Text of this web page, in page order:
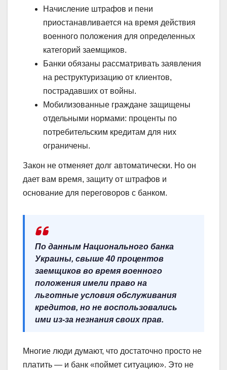
Начисление штрафов и пени
приостанавливается на время действия
военного положения для определенных
категорий заемщиков.
Банки обязаны рассматривать заявления
на реструктуризацию от клиентов,
пострадавших от войны.
Мобилизованные граждане защищены
отдельными нормами: проценты по
потребительским кредитам для них
ограничены.
Закон не отменяет долг автоматически. Но он
дает вам время, защиту от штрафов и
основание для переговоров с банком.
По данным Национального банка
Украины, свыше 40 процентов
заемщиков во время военного
положения имели право на
льготные условия обслуживания
кредитов, но не воспользовались
ими из-за незнания своих прав.
Многие люди думают, что достаточно просто не
платить — и банк «поймет ситуацию». Это не